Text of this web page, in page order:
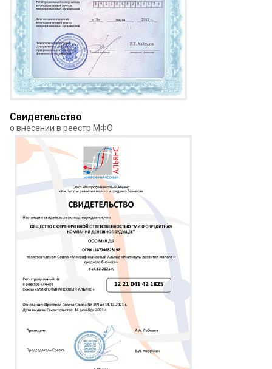
Свидетельство
о внесении в реестр МФО